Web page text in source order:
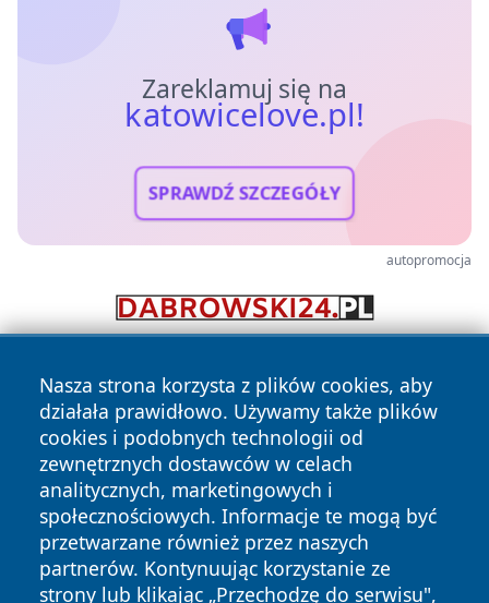
Zareklamuj się na
katowicelove.pl!
SPRAWDŹ SZCZEGÓŁY
autopromocja
Nasza strona korzysta z plików cookies, aby
działała prawidłowo. Używamy także plików
cookies i podobnych technologii od
zewnętrznych dostawców w celach
analitycznych, marketingowych i
społecznościowych. Informacje te mogą być
przetwarzane również przez naszych
partnerów. Kontynuując korzystanie ze
strony lub klikając „Przechodzę do serwisu",
Copyright © 2026 katowicelove.pl Wszystkie prawa
zastrzeżone.
Polityka Polityka